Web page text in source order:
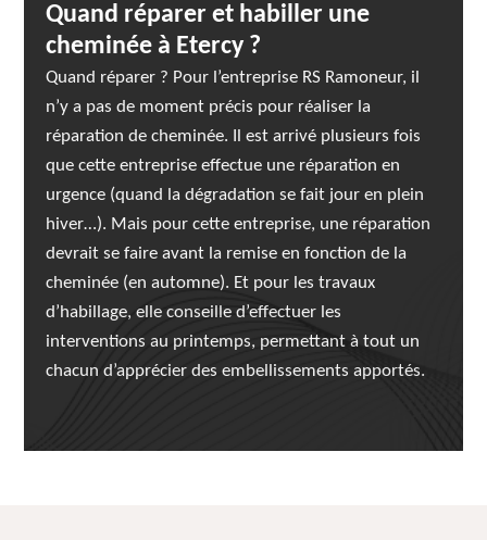
Quand réparer et habiller une
cheminée à Etercy ?
Quand réparer ? Pour l’entreprise RS Ramoneur, il
n’y a pas de moment précis pour réaliser la
réparation de cheminée. Il est arrivé plusieurs fois
que cette entreprise effectue une réparation en
urgence (quand la dégradation se fait jour en plein
hiver…). Mais pour cette entreprise, une réparation
devrait se faire avant la remise en fonction de la
cheminée (en automne). Et pour les travaux
d’habillage, elle conseille d’effectuer les
interventions au printemps, permettant à tout un
chacun d’apprécier des embellissements apportés.